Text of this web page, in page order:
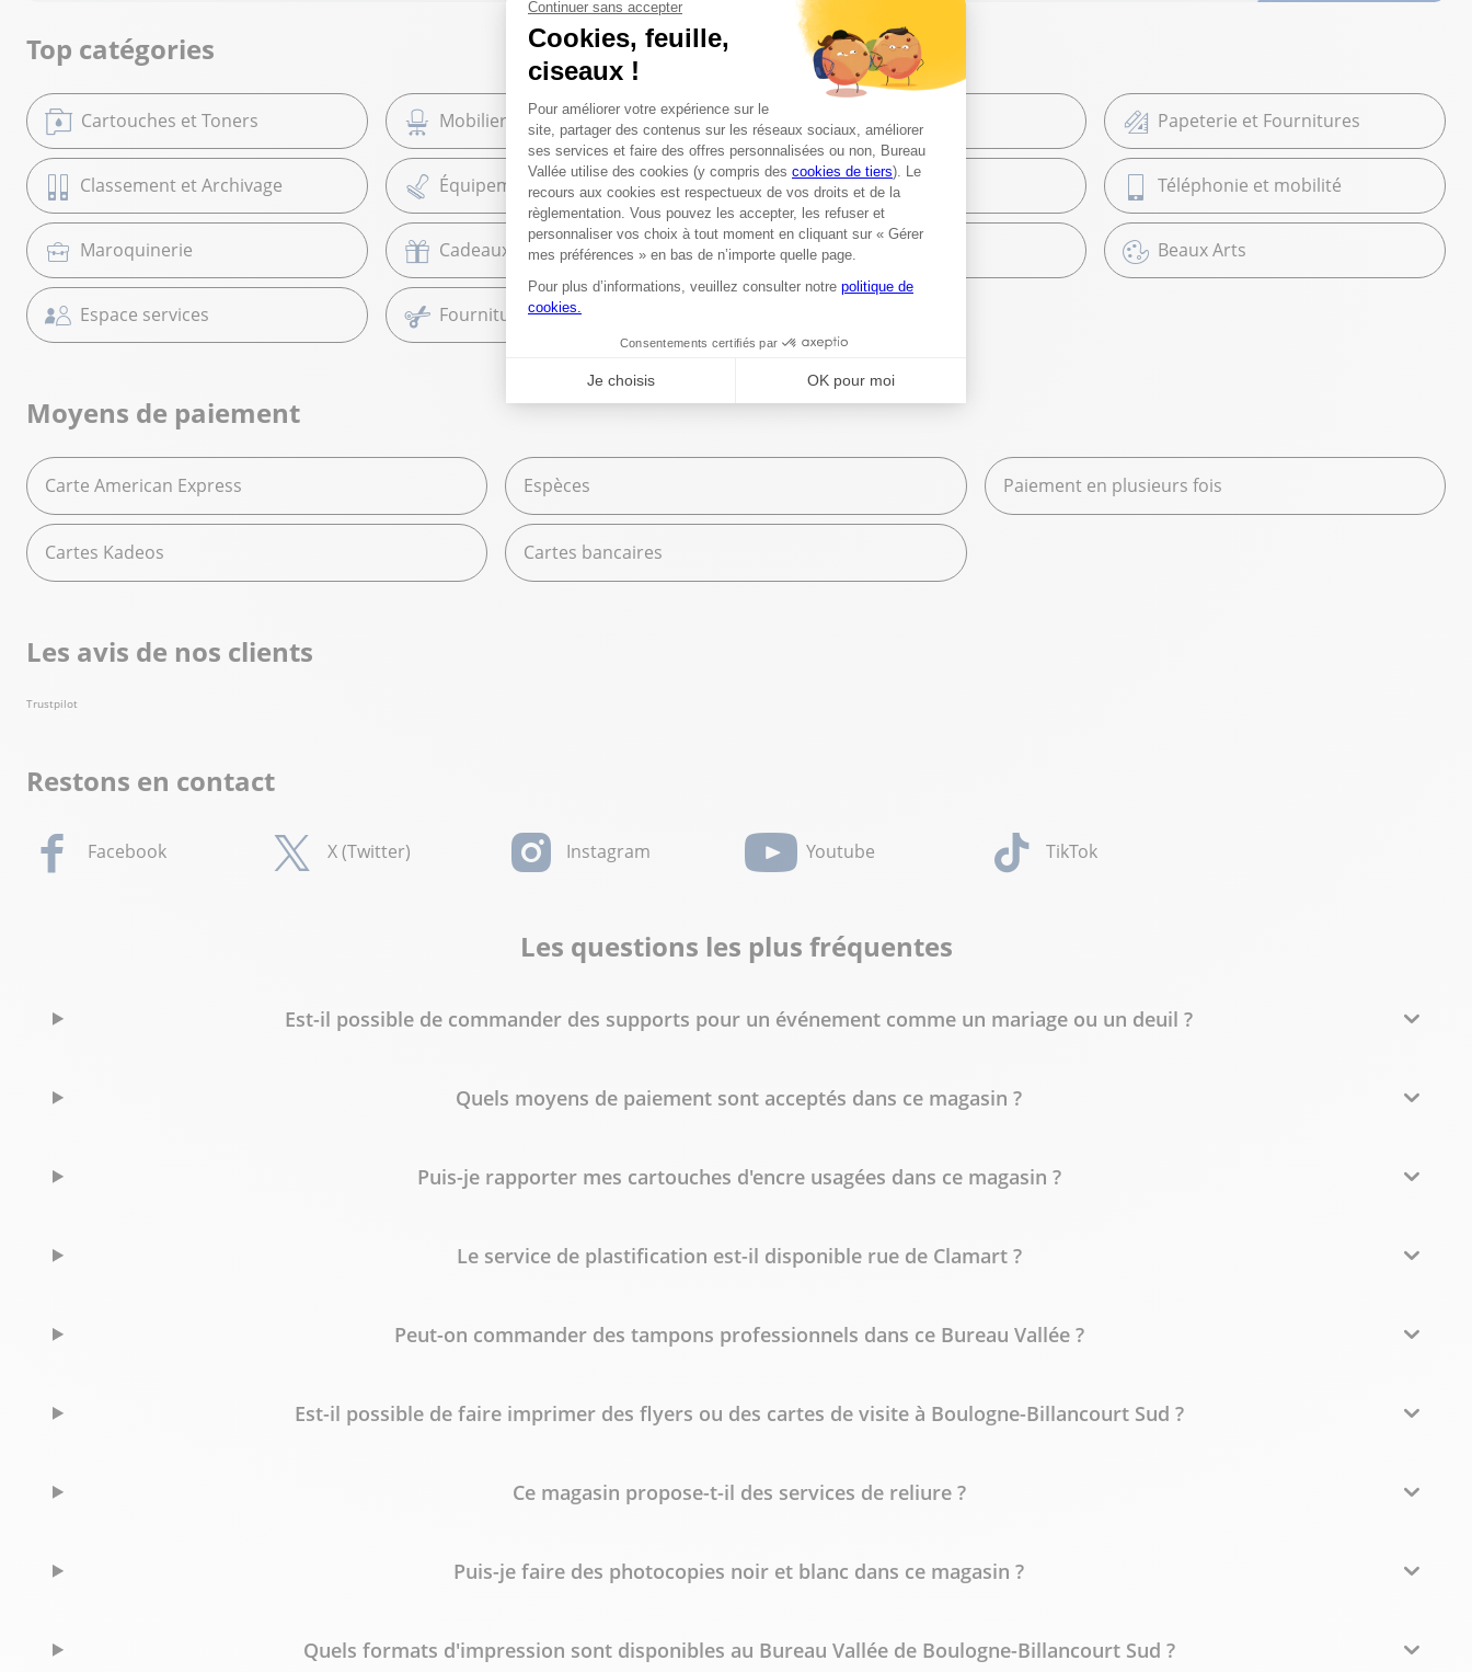
Top catégories
Cartouches et Toners Mobilier de bureau Bureautique Papeterie et Fournitures
Classement et Archivage Équipement et Commerce High Tech Téléphonie et mobilité
Maroquinerie Cadeaux Librairie Beaux Arts
Espace services Fournitures scolaires
Moyens de paiement
Carte American Express Espèces Paiement en plusieurs fois
Cartes Kadeos Cartes bancaires
Les avis de nos clients
Trustpilot
Restons en contact
Facebook X (Twitter) Instagram Youtube TikTok
Les questions les plus fréquentes
Est-il possible de commander des supports pour un événement comme un mariage ou un deuil ?
Quels moyens de paiement sont acceptés dans ce magasin ?
Puis-je rapporter mes cartouches d'encre usagées dans ce magasin ?
Le service de plastification est-il disponible rue de Clamart ?
Peut-on commander des tampons professionnels dans ce Bureau Vallée ?
Est-il possible de faire imprimer des flyers ou des cartes de visite à Boulogne-Billancourt Sud ?
Ce magasin propose-t-il des services de reliure ?
Puis-je faire des photocopies noir et blanc dans ce magasin ?
Quels formats d'impression sont disponibles au Bureau Vallée de Boulogne-Billancourt Sud ?